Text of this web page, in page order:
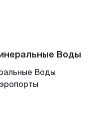
Воды
Воды